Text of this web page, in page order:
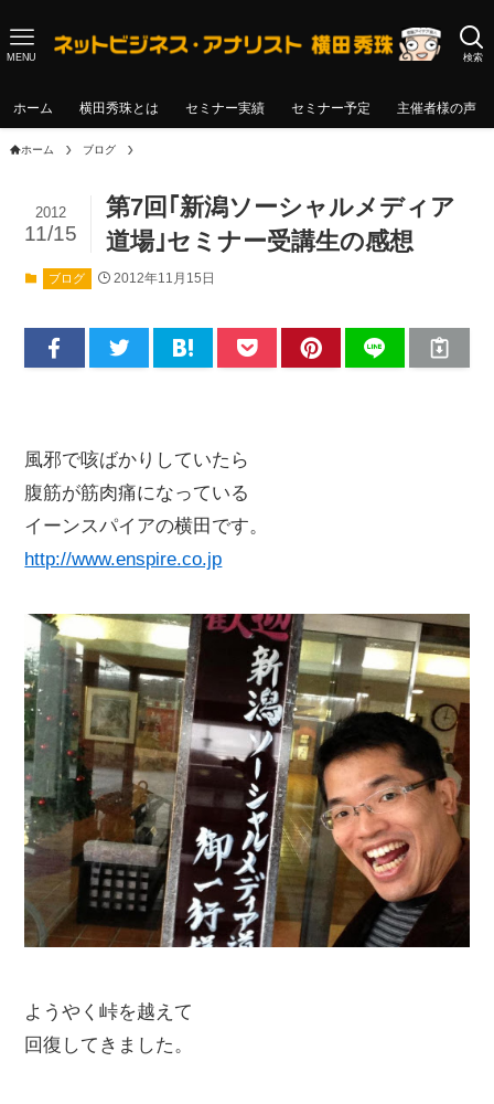
検索
MENU
ホーム 横田秀珠とは セミナー実績 セミナー予定 主催者様の声
ホーム ブログ
第7回｢新潟ソーシャルメディア
道場｣セミナー受講生の感想
2012
11/15
ブログ 2012年11月15日
風邪で咳ばかりしていたら
腹筋が筋肉痛になっている
イーンスパイアの横田です。
http://www.enspire.co.jp
ようやく峠を越えて
回復してきました。